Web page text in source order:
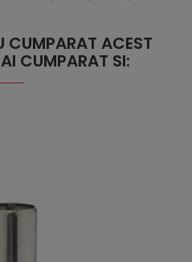
CUMPARAT ACEST
CUMPARAT SI: